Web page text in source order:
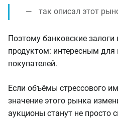
так описал этот
Поэтому банковские
продуктом: интересным
покупателей.
Если объёмы стрессового
значение этого рынка
аукционы станут не просто